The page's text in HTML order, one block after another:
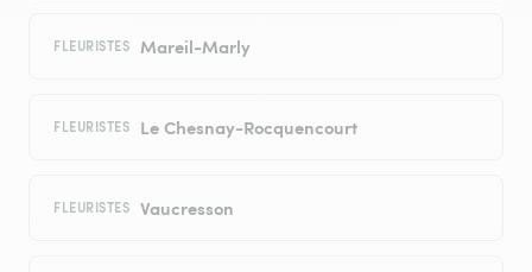
FLEURISTES Mareil-Marly
FLEURISTES Le Chesnay-Rocquencourt
FLEURISTES Vaucresson